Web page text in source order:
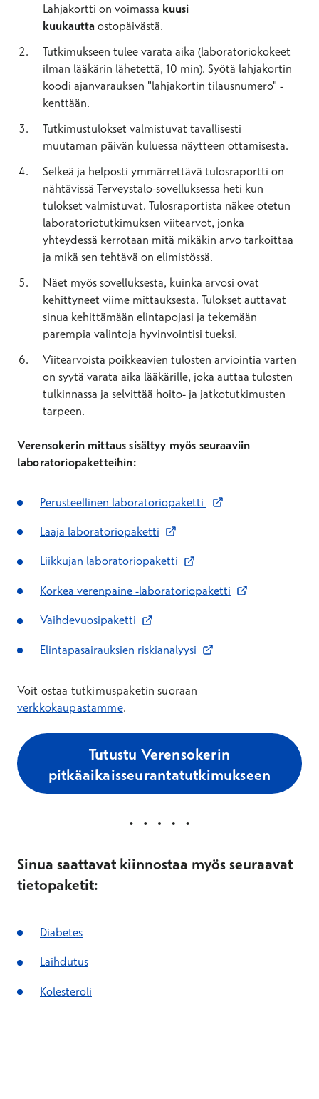
Lahjakortti on voimassa kuusi
kuukautta ostopäivästä.
Tutkimukseen tulee varata aika (laboratoriokokeet
ilman lääkärin lähetettä, 10 min). Syötä lahjakortin
koodi ajanvarauksen "lahjakortin tilausnumero" -
kenttään.
Tutkimustulokset valmistuvat tavallisesti
muutaman päivän kuluessa näytteen ottamisesta.
Selkeä ja helposti ymmärrettävä tulosraportti on
nähtävissä Terveystalo-sovelluksessa heti kun
tulokset valmistuvat. Tulosraportista näkee otetun
laboratoriotutkimuksen viitearvot, jonka
yhteydessä kerrotaan mitä mikäkin arvo tarkoittaa
ja mikä sen tehtävä on elimistössä.
Näet myös sovelluksesta, kuinka arvosi ovat
kehittyneet viime mittauksesta. Tulokset auttavat
sinua kehittämään elintapojasi ja tekemään
parempia valintoja hyvinvointisi tueksi.
Viitearvoista poikkeavien tulosten arviointia varten
on syytä varata aika lääkärille, joka auttaa tulosten
tulkinnassa ja selvittää hoito- ja jatkotutkimusten
tarpeen.
Verensokerin mittaus sisältyy myös seuraaviin
laboratoriopaketteihin:
Perusteellinen laboratoriopakettiAvautuu uuteen ikkunaan
Laaja laboratoriopakettiAvautuu uuteen ikkunaan
Liikkujan laboratoriopakettiAvautuu uuteen ikkunaan
Korkea verenpaine -laboratoriopakettiAvautuu uuteen
VaihdevuosipakettiAvautuu uuteen ikkunaan
Elintapasairauksien riskianalyysiAvautuu uuteen ikkunaan
Voit ostaa tutkimuspaketin suoraan
verkkokaupastamme.
Tutustu Verensokerin
pitkäaikaisseurantatutkimukseen
Sinua saattavat kiinnostaa myös seuraavat
tietopaketit:
Diabetes
Laihdutus
Kolesteroli